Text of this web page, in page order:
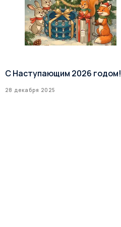
С Наступающим 2026 годом!
28 декабря 2025